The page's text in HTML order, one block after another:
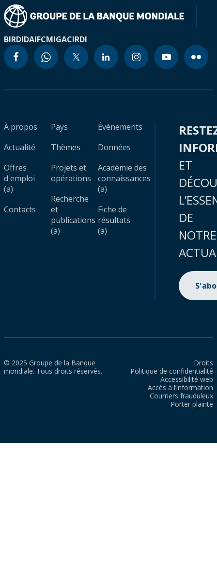
BIRDIDAIFCMIGACIRDI
À propos
Actualité
Offres
d'emploi
(a)
Contacts
Pays
Thèmes
Projets et
opérations
Recherche
et
publications
(a)
Évènements
Données
Académie des
connaissances
(a)
Fiche de
résultats
(a)
ET
DE
NOTRE
© 2025 Groupe de la Banque
mondiale. Tous droits réservés.
Droits
Politique de confidentialité
Accessibilité web
Accès à l’information
Courriers frauduleux
Porter plainte